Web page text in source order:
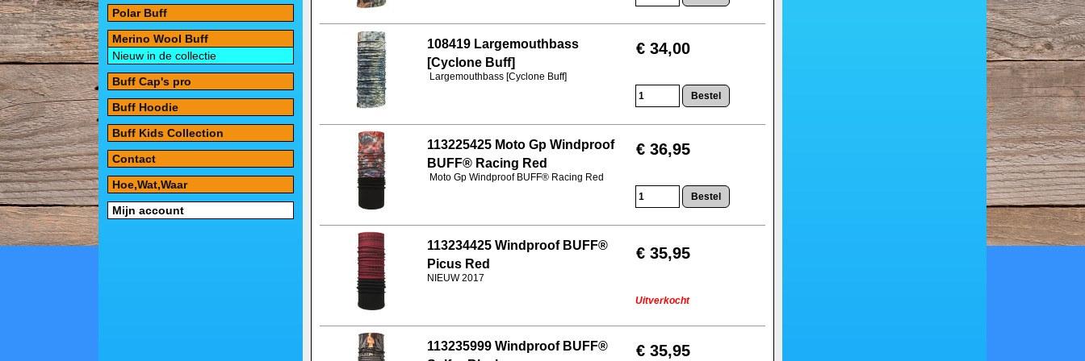
108419 Largemouthbass
[Cyclone Buff]
Largemouthbass [Cyclone Buff]
€ 34,00
113225425 Moto Gp Windproof
BUFF® Racing Red
Moto Gp Windproof BUFF® Racing Red
€ 36,95
113234425 Windproof BUFF®
Picus Red
NIEUW 2017
€ 35,95
Uitverkocht
113235999 Windproof BUFF®
€ 35,95
Polar Buff
Merino Wool Buff
Nieuw in de collectie
Buff Cap's pro
Buff Hoodie
Buff Kids Collection
Contact
Hoe,Wat,Waar
Mijn account